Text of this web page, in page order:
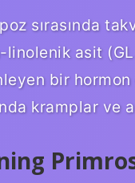
sırasında
linolenik asit
bir
kramplar ve